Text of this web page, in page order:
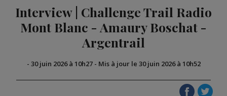
Interview | Challenge Trail Radio
Mont Blanc - Amaury Boschat -
Argentrail
- 30 juin 2026 à 10h27- Mis à jour le 30 juin 2026 à 10h52